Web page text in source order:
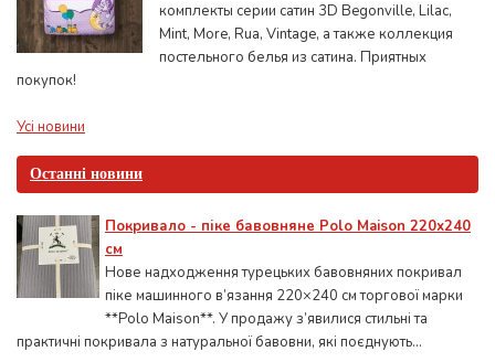
Останні новини
Покривало - піке бавовняне Polo Maison 220х240
см
Нове надходження турецьких бавовняних покривал
піке машинного в’язання 220×240 см торгової марки
**Polo Maison**. У продажу з’явилися стильні та
практичні покривала з натуральної бавовни, які поєднують...
комплекты серии сатин 3D Begonville, Lilac,
Mint, More, Rua, Vintage, а также коллекция
постельного белья из сатина. Приятных
покупок!
Усі новини